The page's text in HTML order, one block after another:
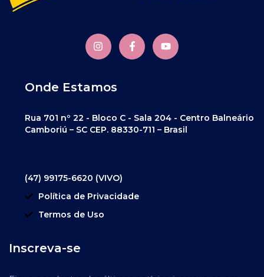
Onde Estamos
Rua 701 nº 22 - Bloco C - Sala 204 - Centro Balneário
Camboriú – SC CEP. 88330-711 – Brasil
(47) 99175-6620 (VIVO)
Política de Privacidade
Termos de Uso
Inscreva-se